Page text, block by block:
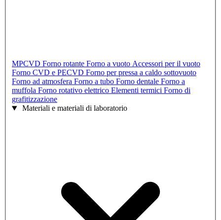
MPCVD Forno rotante Forno a vuoto Accessori per il vuoto
Forno CVD e PECVD Forno per pressa a caldo sottovuoto
Forno ad atmosfera Forno a tubo Forno dentale Forno a
muffola Forno rotativo elettrico Elementi termici Forno di
grafitizzazione
Materiali e materiali di laboratorio